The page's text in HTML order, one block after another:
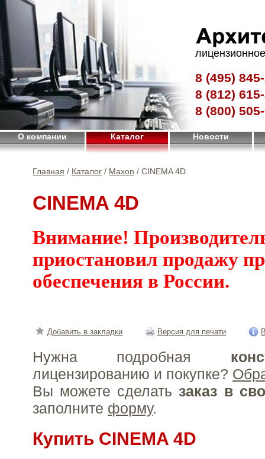
8 (495)
8 (812)
8 (800)
О компании Каталог Новости
Главная / Каталог / Maxon / CINEMA 4D
CINEMA 4D
Внимание!
приостановил продажу
обеспечения в России.
Добавить в закладки Версия для печати
Нужна подробная
лицензированию и покупке?
Вы можете сделать заказ в
заполните форму.
Купить CINEMA 4D